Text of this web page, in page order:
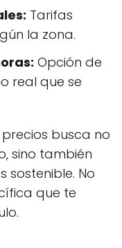
Tarifas
la zona.
Opción de
real que se
busca no
sino también
sostenible. No
que te